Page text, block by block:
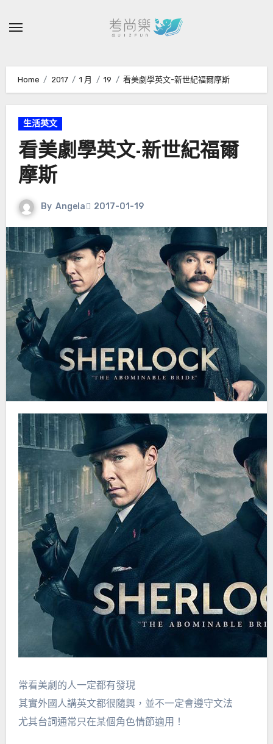
Home 2017 1 月 19 看美劇學英文-新世紀福爾摩斯
生活英文
看美劇學英文-新世紀福爾
摩斯
By Angela 2017-01-19
常看美劇的人一定都有發現
其實外國人講英文都很隨興，並不一定會遵守文法
尤其台詞通常只在某個角色情節適用！